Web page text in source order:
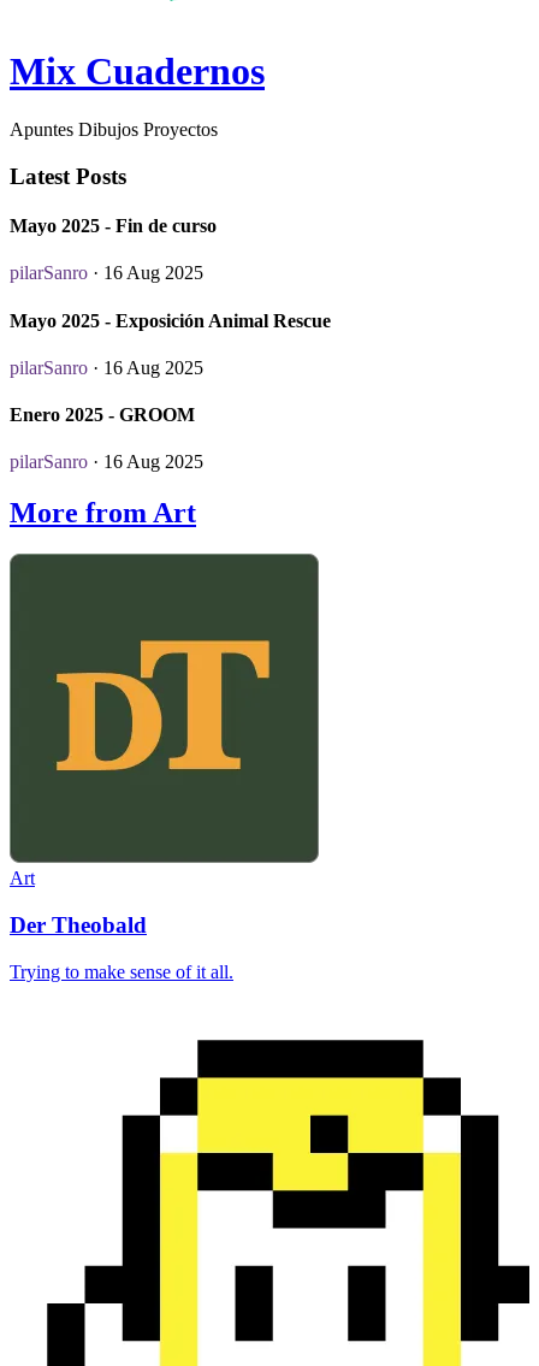
Mix Cuadernos
Apuntes Dibujos Proyectos
Latest Posts
Mayo 2025 - Fin de curso
pilarSanro · 16 Aug 2025
Mayo 2025 - Exposición Animal Rescue
pilarSanro · 16 Aug 2025
Enero 2025 - GROOM
pilarSanro · 16 Aug 2025
More from Art
Art
Der Theobald
Trying to make sense of it all.